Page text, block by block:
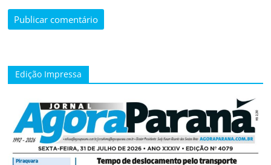
Edição Impressa